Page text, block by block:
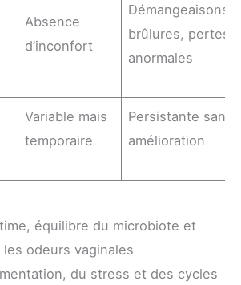
Absence
d’inconfort
Démangeaisons,
brûlures, pertes
anormales
Variable mais
temporaire
Persistante sans
amélioration
équilibre du microbiote et
odeurs vaginales
du stress et des cycles